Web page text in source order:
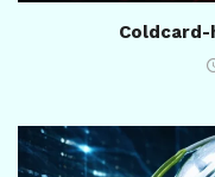
Coldcard-